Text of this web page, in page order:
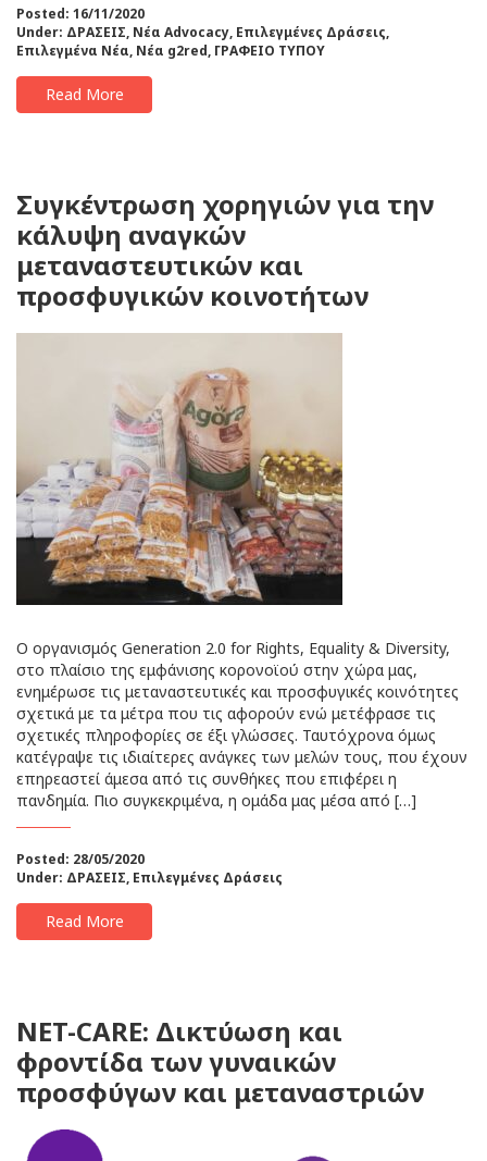
Posted: 16/11/2020
Under: ΔΡΑΣΕΙΣ, Νέα Advocacy, Επιλεγμένες Δράσεις,
Επιλεγμένα Νέα, Νέα g2red, ΓΡΑΦΕΙΟ ΤΥΠΟΥ
Read More
Συγκέντρωση χορηγιών για την
κάλυψη αναγκών
μεταναστευτικών και
προσφυγικών κοινοτήτων
Ο οργανισμός Generation 2.0 for Rights, Equality & Diversity,
στο πλαίσιο της εμφάνισης κορονοϊού στην χώρα μας,
ενημέρωσε τις μεταναστευτικές και προσφυγικές κοινότητες
σχετικά με τα μέτρα που τις αφορούν ενώ μετέφρασε τις
σχετικές πληροφορίες σε έξι γλώσσες. Ταυτόχρονα όμως
κατέγραψε τις ιδιαίτερες ανάγκες των μελών τους, που έχουν
επηρεαστεί άμεσα από τις συνθήκες που επιφέρει η
πανδημία. Πιο συγκεκριμένα, η ομάδα μας μέσα από […]
Posted: 28/05/2020
Under: ΔΡΑΣΕΙΣ, Επιλεγμένες Δράσεις
Read More
NET-CARE: Δικτύωση και
φροντίδα των γυναικών
προσφύγων και μεταναστριών